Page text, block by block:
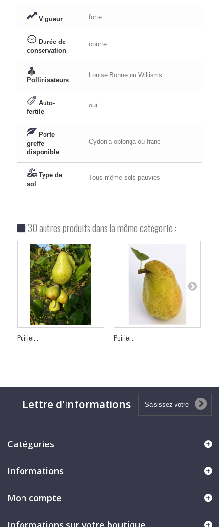
Vigueur forte
Durée de
conservation
courte
Pollinisateurs
Louise Bonne ou Williams
Auto-
fertile
oui
Porte
greffe
disponible
Cydonia oblonga ou franc
Type de
sol
Tous même sols pauvres
30 autres produits dans la même catégorie :
Poirier... Poirier...
Lettre d'informations
Catégories
Informations
Mon compte
Informations sur votre boutique